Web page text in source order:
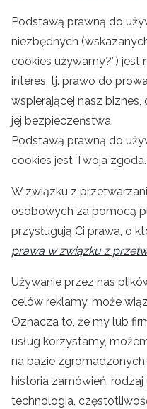
Podstawą prawną do
niezbędnych
cookies używamy?”) jest
interes, tj. prawo do
wspierającej nasz
jej bezpieczeństwa.
Podstawą prawną do
cookies jest Twoja zgoda.
W związku z
osobowych za pomocą
przysługują Ci prawa, o
prawa w związku z
Używanie przez nas
celów reklamy, może
Oznacza to, że my lub
usług korzystamy,
na bazie zgromadzonych
historia zamówień,
technologia,